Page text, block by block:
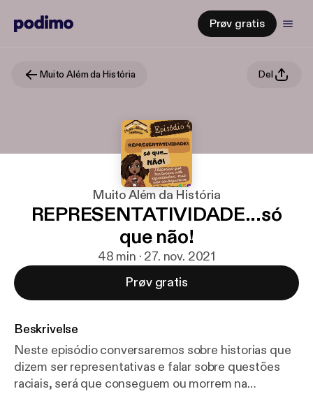
Prøv gratis
Muito Além da História Del
Muito Além da História
REPRESENTATIVIDADE...só
que não!
48 min · 27. nov. 2021
Prøv gratis
Beskrivelse
Neste episódio conversaremos sobre historias que
dizem ser representativas e falar sobre questões
raciais, será que conseguem ou morrem na